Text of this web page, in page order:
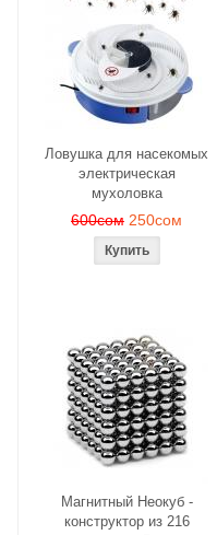
Ловушка для насекомых
электрическая
мухоловка
600сом 250сом
Магнитный Неокуб -
конструктор из 216